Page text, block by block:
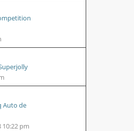
Auto de
10:22 pm